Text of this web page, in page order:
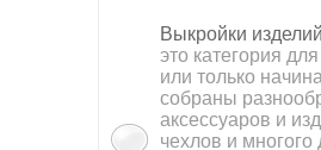
? Santa Art the Clown –
модель для 3D печати
Прочитано:1789 Ответов:0
Выкройки
это категория
или только
собраны
аксессуаров и
чехлов и